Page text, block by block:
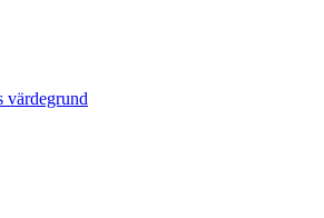
värdegrund